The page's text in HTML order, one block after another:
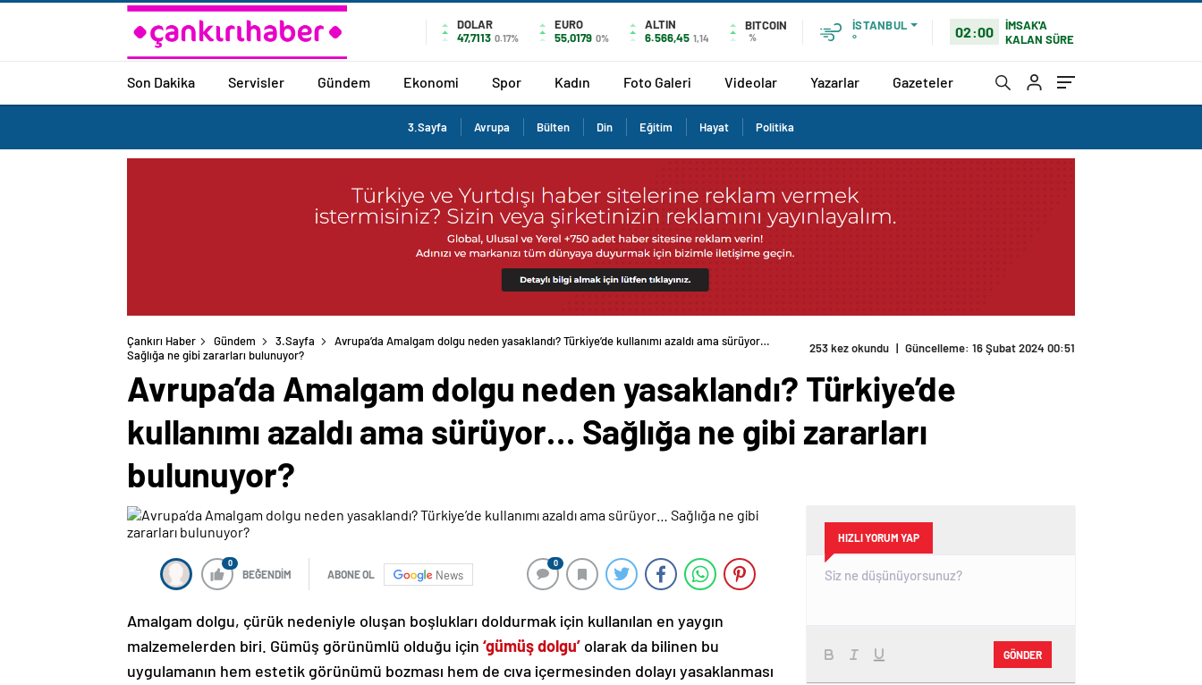
DOLAR
47,7113 0.17%
EURO
55,0179 0%
ALTIN
6.566,45 1,14
BITCOIN
%
İSTANBUL
°
02:00
İMSAK'A
KALAN SÜRE
Son Dakika Servisler Gündem Ekonomi Spor Kadın Foto Galeri Videolar Yazarlar Gazeteler
3.Sayfa Avrupa Bülten Din Eğitim Hayat Politika
Çankırı Haber Gündem 3.Sayfa
Avrupa’da Amalgam dolgu neden yasaklandı? Türkiye’de kullanımı azaldı ama sürüyor…
Sağlığa ne gibi zararları bulunuyor?
253 kez okundu | Güncelleme: 16 Şubat 2024 00:51
Avrupa’da Amalgam dolgu neden yasaklandı? Türkiye’de
kullanımı azaldı ama sürüyor… Sağlığa ne gibi zararları
bulunuyor?
0
BEĞENDİM ABONE OL News
0
Amalgam dolgu, çürük nedeniyle oluşan boşlukları doldurmak için kullanılan en yaygın
malzemelerden biri. Gümüş görünümlü olduğu için ‘gümüş dolgu’ olarak da bilinen bu
uygulamanın hem estetik görünümü bozması hem de cıva içermesinden dolayı yasaklanması
HIZLI YORUM YAP
GÖNDER